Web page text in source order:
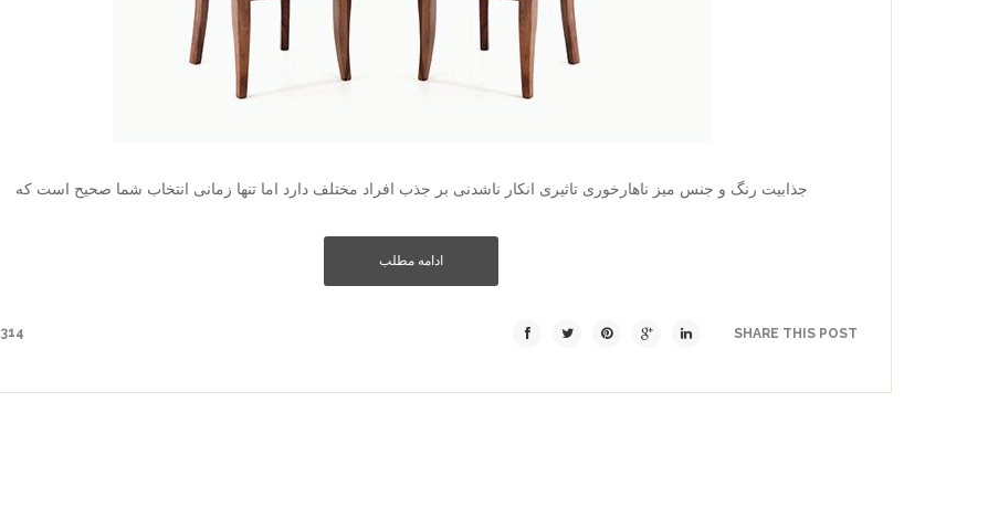
جذابیت رنگ و جنس میز ناهارخوری تاثیری انکار ناشدنی بر جذب افراد مختلف دارد اما تنها زمانی انتخاب شما صحیح است که
ادامه مطلب
SHARE THIS POST 314 دیدگاه